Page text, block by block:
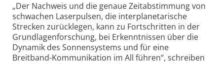
„Der Nachweis und die genaue Zeitabstimmung von
schwachen Laserpulsen, die interplanetarische
Strecken zurücklegen, kann zu Fortschritten in der
Grundlagenforschung, bei Erkenntnissen über die
Dynamik des Sonnensystems und für eine
Breitband-Kommunikation im All führen“, schreiben